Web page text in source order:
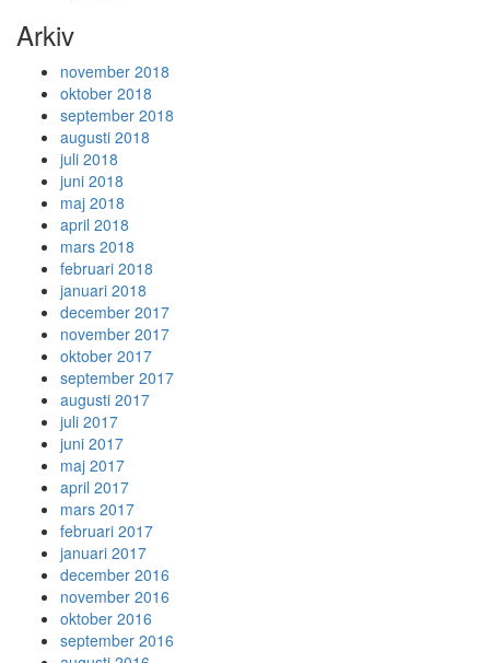
Arkiv
november 2018
oktober 2018
september 2018
augusti 2018
juli 2018
juni 2018
maj 2018
april 2018
mars 2018
februari 2018
januari 2018
december 2017
november 2017
oktober 2017
september 2017
augusti 2017
juli 2017
juni 2017
maj 2017
april 2017
mars 2017
februari 2017
januari 2017
december 2016
november 2016
oktober 2016
september 2016